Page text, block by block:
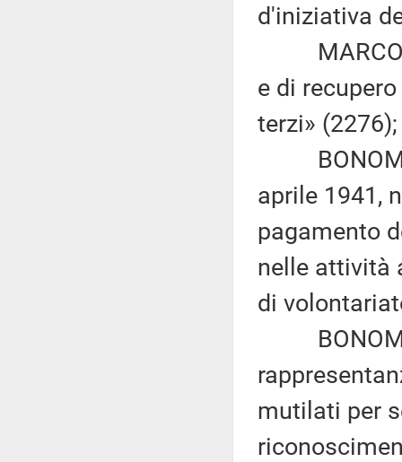
d'iniziativa
MARCO
e di
terzi» (2276);
aprile 1941,
pagamento
nelle attività
di
mutilati per